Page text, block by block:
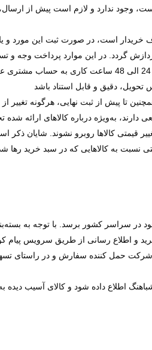
وجود ندارد و لازم است پیش از ارسال،
است، در صورت ثبت این مورد و یا
گردد. در این موارد پرداخت وجه و
حساب مشتری
دقیق و قابل استناد باشد
تا پیش از ثبت نهایی، هرگونه تغییر
دارند، به‌ویژه درباره کالاهای ارائه
قیمتی کالاها روبرو نشوند. شایان ذکر
به کالاهایی که در سبد خرید رها
سراسر کشور برسد. با توجه به
و اطلاع رسانی از طریق سرویس پیام
حمل کننده سفارش و در راستای
فروش موسیقی شباهنگ اطلاع داده شود و کالای